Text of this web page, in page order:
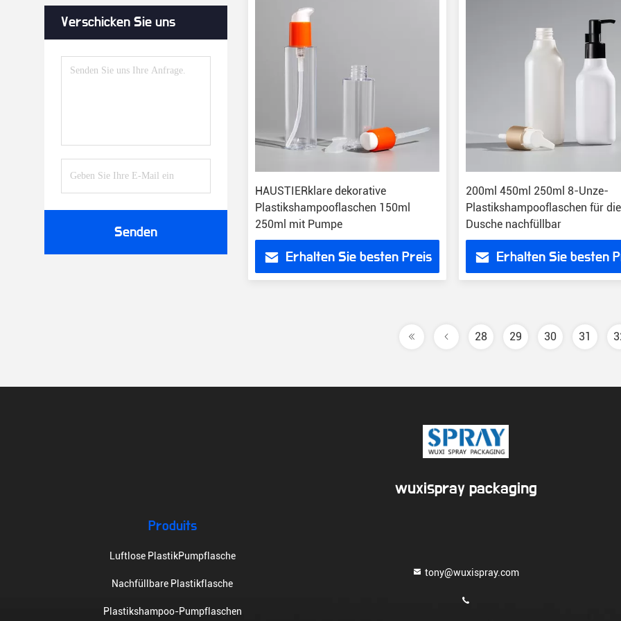
Verschicken Sie uns
Senden
HAUSTIERklare dekorative
Plastikshampooflaschen 150ml
250ml mit Pumpe
Erhalten Sie besten Preis
200ml 450ml 250ml 8-Unze-
Plastikshampooflaschen für die
Dusche nachfüllbar
Erhalten Sie besten
28 29 30 31
wuxispray packaging
Produits
Luftlose PlastikPumpflasche
Nachfüllbare Plastikflasche
Plastikshampoo-Pumpflaschen
tony@wuxispray.com